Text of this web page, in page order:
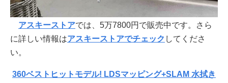
アスキーストアでは、5万7800円で販売中です。さら
に詳しい情報はアスキーストアでチェック してくださ
い。
360ベストヒットモデル! LDSマッピング+SLAM 水拭き